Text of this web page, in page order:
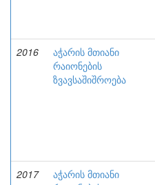
2016
აჭარის მთიანი
რაიონების
ზვავსაშიშროება
2017
აჭარის მთიანი